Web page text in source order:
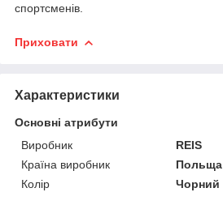
спортсменів.
Приховати
Характеристики
Основні атрибути
Виробник
REIS
Країна виробник
Польща
Колір
Чорний